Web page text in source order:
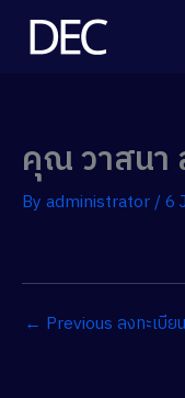
Skip
คุณ วาสนา
By administrator/6
← Previous ลงทะเบีย